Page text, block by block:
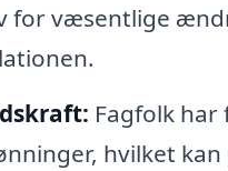
for væsentlige
Fagfolk har
hvilket kan